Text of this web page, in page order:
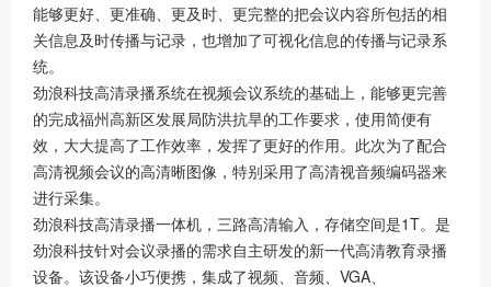
能够更好、更准确、更及时、更完整的把会议内容所包括的相
关信息及时传播与记录，也增加了可视化信息的传播与记录系
统。
劲浪科技高清录播系统在视频会议系统的基础上，能够更完善
的完成福州高新区发展局防洪抗旱的工作要求，使用简便有
效，大大提高了工作效率，发挥了更好的作用。此次为了配合
高清视频会议的高清晰图像，特别采用了高清视音频编码器来
进行采集。
劲浪科技高清录播一体机，三路高清输入，存储空间是1T。是
劲浪科技针对会议录播的需求自主研发的新一代高清教育录播
设备。该设备小巧便携，集成了视频、音频、VGA、